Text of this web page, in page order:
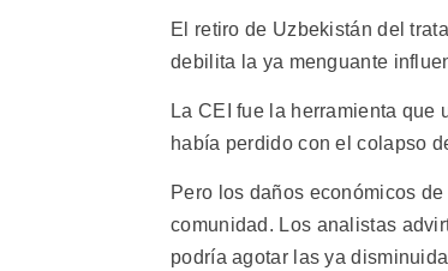
El retiro de Uzbekistán del
debilita la ya menguante
La CEI fue la herramienta
había perdido con el colapso
Pero los daños económicos
comunidad. Los analistas
podría agotar las ya